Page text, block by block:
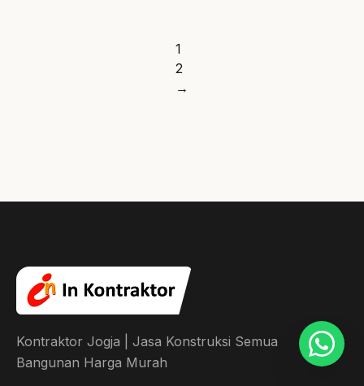
1
2
→
Kontraktor Jogja | Jasa Konstruksi Semua
Bangunan Harga Murah